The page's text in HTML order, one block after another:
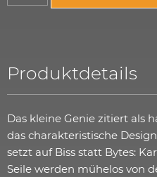
Produktdetails
Das kleine Genie zitiert als
das charakteristische
setzt auf Biss statt Bytes:
Seile werden mühelos von